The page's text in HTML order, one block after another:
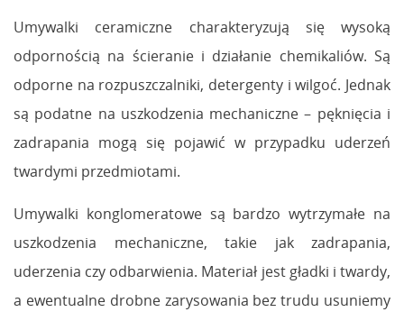
Umywalki ceramiczne charakteryzują się wysoką
odpornością na ścieranie i działanie chemikaliów. Są
odporne na rozpuszczalniki, detergenty i wilgoć. Jednak
są podatne na uszkodzenia mechaniczne – pęknięcia i
zadrapania mogą się pojawić w przypadku uderzeń
twardymi przedmiotami.
Umywalki konglomeratowe są bardzo wytrzymałe na
uszkodzenia mechaniczne, takie jak zadrapania,
uderzenia czy odbarwienia. Materiał jest gładki i twardy,
a ewentualne drobne zarysowania bez trudu usuniemy